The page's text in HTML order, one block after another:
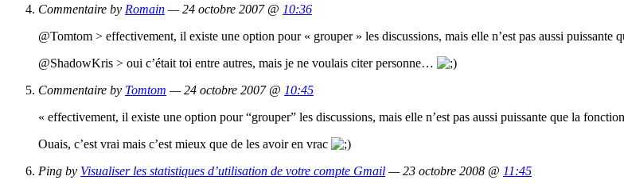
Commentaire by Romain — 24 octobre 2007 @ 10:36
@Tomtom > effectivement, il existe une option pour « grouper » les discussions, mais elle n’est pas aussi puissante
@ShadowKris > oui c’était toi entre autres, mais je ne voulais citer personne…
Commentaire by Tomtom — 24 octobre 2007 @ 10:45
« effectivement, il existe une option pour “grouper” les discussions, mais elle n’est pas aussi puissante que la
Ouais, c’est vrai mais c’est mieux que de les avoir en vrac
Ping by Visualiser les statistiques d’utilisation de votre compte Gmail — 23 octobre 2008 @ 11:45